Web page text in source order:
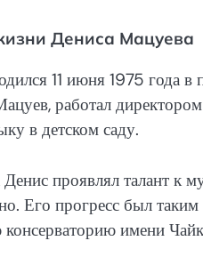
Дениса Мацуева
11 июня 1975 года в
работал
в детском саду.
Денис проявлял талант к
Его прогресс был
консерваторию имени